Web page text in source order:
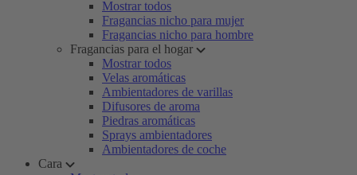
Mostrar todos
Fragancias nicho para mujer
Fragancias nicho para hombre
Fragancias para el hogar
Mostrar todos
Velas aromáticas
Ambientadores de varillas
Difusores de aroma
Piedras aromáticas
Sprays ambientadores
Ambientadores de coche
Cara